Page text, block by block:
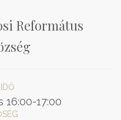
Református
16:00-17:00